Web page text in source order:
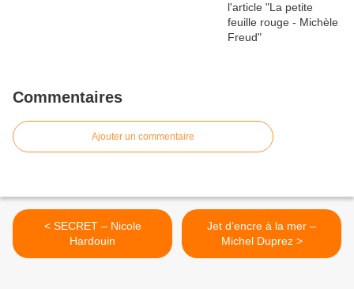
Commentaires
Ajouter un commentaire
< SECRET – Nicole
Hardouin
Jet d’encre à la mer –
Michel Duprez >